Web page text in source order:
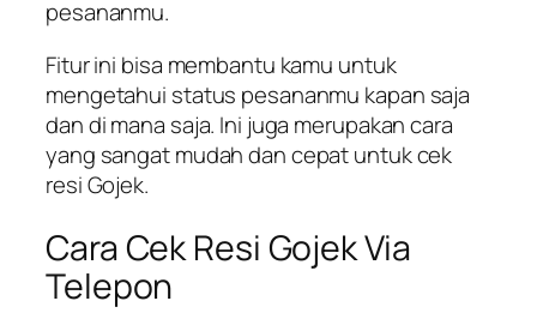
pesananmu.
Fitur ini bisa membantu kamu untuk
mengetahui status pesananmu kapan saja
dan di mana saja. Ini juga merupakan cara
yang sangat mudah dan cepat untuk cek
resi Gojek.
Cara Cek Resi Gojek Via
Telepon